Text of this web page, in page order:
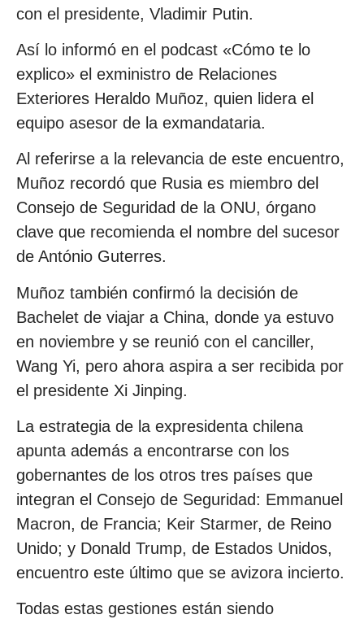
con el presidente, Vladimir Putin.
Así lo informó en el podcast «Cómo te lo
explico» el exministro de Relaciones
Exteriores Heraldo Muñoz, quien lidera el
equipo asesor de la exmandataria.
Al referirse a la relevancia de este encuentro,
Muñoz recordó que Rusia es miembro del
Consejo de Seguridad de la ONU, órgano
clave que recomienda el nombre del sucesor
de António Guterres.
Muñoz también confirmó la decisión de
Bachelet de viajar a China, donde ya estuvo
en noviembre y se reunió con el canciller,
Wang Yi, pero ahora aspira a ser recibida por
el presidente Xi Jinping.
La estrategia de la expresidenta chilena
apunta además a encontrarse con los
gobernantes de los otros tres países que
integran el Consejo de Seguridad: Emmanuel
Macron, de Francia; Keir Starmer, de Reino
Unido; y Donald Trump, de Estados Unidos,
encuentro este último que se avizora incierto.
Todas estas gestiones están siendo